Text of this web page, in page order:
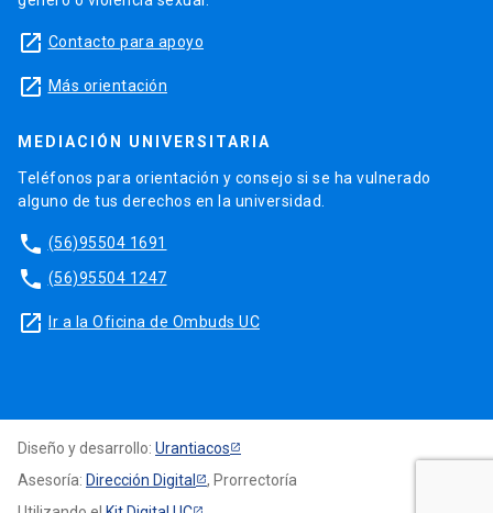
launch Contacto para apoyo
launch Más orientación
MEDIACIÓN UNIVERSITARIA
Teléfonos para orientación y consejo si se ha vulnerado
alguno de tus derechos en la universidad.
phone (56)95504 1691
phone (56)95504 1247
launch Ir a la Oficina de Ombuds UC
Diseño y desarrollo: Urantiacos
Asesoría: Dirección Digital
, Prorrectoría